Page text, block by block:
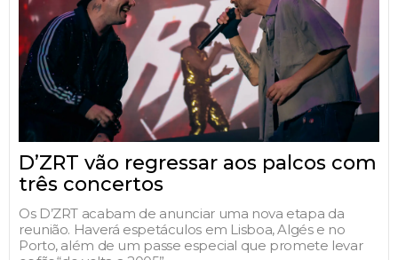
D’ZRT vão regressar aos palcos com
três concertos
Os D’ZRT acabam de anunciar uma nova etapa da
reunião. Haverá espetáculos em Lisboa, Algés e no
Porto, além de um passe especial que promete levar